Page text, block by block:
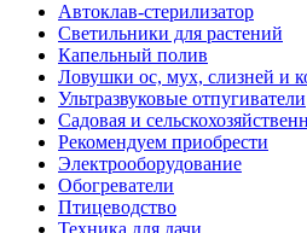
Автоклав-стерилизатор
Светильники для растений
Капельный полив
Ловушки ос, мух, слизней и
Ультразвуковые отпугиватели
Садовая и
Рекомендуем приобрести
Электрооборудование
Обогреватели
Птицеводство
Техника для дачи